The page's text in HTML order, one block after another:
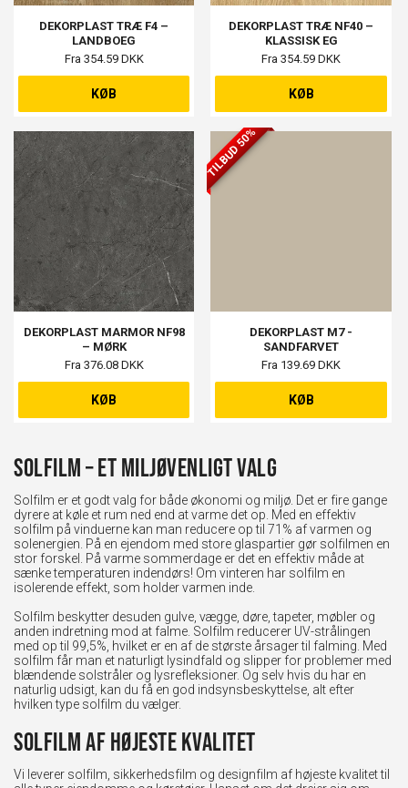
DEKORPLAST TRÆ F4 –
LANDBOEG
Fra 354.59 DKK
KØB
DEKORPLAST TRÆ NF40 –
KLASSISK EG
Fra 354.59 DKK
KØB
DEKORPLAST MARMOR NF98
– MØRK
Fra 376.08 DKK
KØB
TILBUD 50%
DEKORPLAST M7 -
SANDFARVET
Fra 139.69 DKK
KØB
Solfilm – et miljøvenligt valg
Solfilm er et godt valg for både økonomi og miljø. Det er fire gange
dyrere at køle et rum ned end at varme det op. Med en effektiv
solfilm på vinduerne kan man reducere op til 71% af varmen og
solenergien. På en ejendom med store glaspartier gør solfilmen en
stor forskel. På varme sommerdage er det en effektiv måde at
sænke temperaturen indendørs! Om vinteren har solfilm en
isolerende effekt, som holder varmen inde.
Solfilm beskytter desuden gulve, vægge, døre, tapeter, møbler og
anden indretning mod at falme. Solfilm reducerer UV-strålingen
med op til 99,5%, hvilket er en af de største årsager til falming. Med
solfilm får man et naturligt lysindfald og slipper for problemer med
blændende solstråler og lysrefleksioner. Og selv hvis du har en
naturlig udsigt, kan du få en god indsynsbeskyttelse, alt efter
hvilken type solfilm du vælger.
Solfilm af højeste kvalitet
Vi leverer solfilm, sikkerhedsfilm og designfilm af højeste kvalitet til